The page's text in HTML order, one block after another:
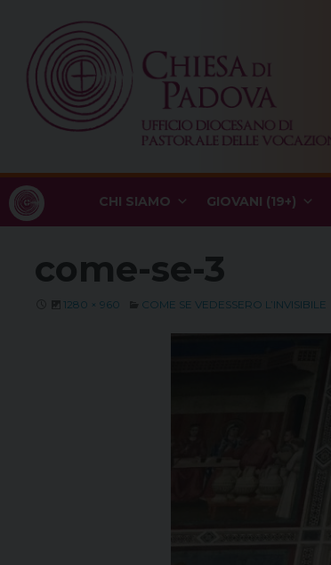
content
CHI SIAMO GIOVANI (19+)
come-se-3
1280 × 960 COME SE VEDESSERO L’INVISIBILE